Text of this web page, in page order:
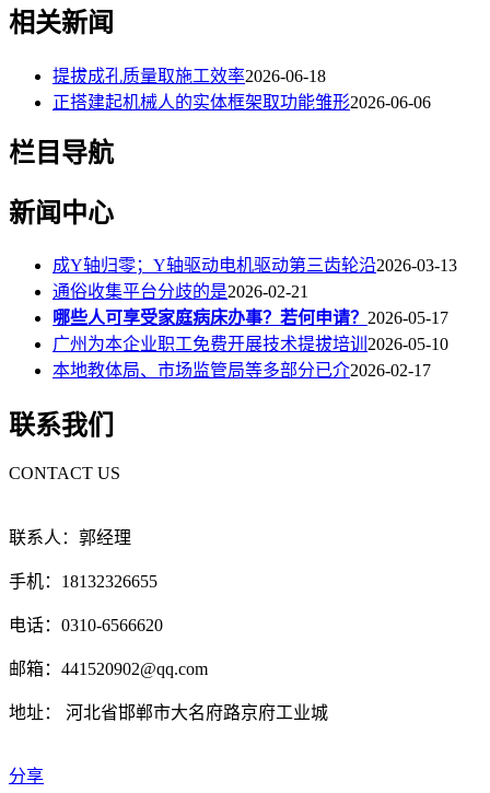
相关新闻
提拔成孔质量取施工效率2026-06-18
正搭建起机械人的实体框架取功能雏形2026-06-06
栏目导航
新闻中心
成Y轴归零；Y轴驱动电机驱动第三齿轮沿2026-03-13
通俗收集平台分歧的是2026-02-21
哪些人可享受家庭病床办事？若何申请？ 2026-05-17
广州为本企业职工免费开展技术提拔培训 2026-05-10
本地教体局、市场监管局等多部分已介2026-02-17
联系我们
CONTACT US
联系人：郭经理
手机：18132326655
电话：0310-6566620
邮箱：441520902@qq.com
地址： 河北省邯郸市大名府路京府工业城
分享